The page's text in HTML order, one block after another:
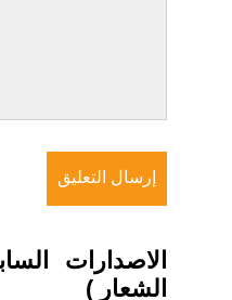
الشعار )